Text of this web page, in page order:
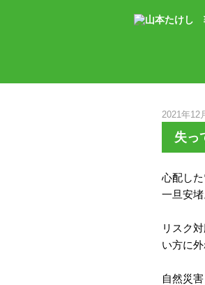
2021年12
失っ
心配し
一旦安堵
リスク
い方に
自然災